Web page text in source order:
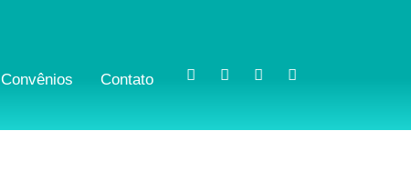
Convênios Contato